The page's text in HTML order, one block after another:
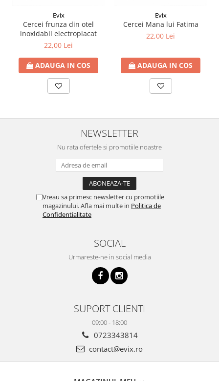
Evix
Cercei frunza din otel
inoxidabil electroplacat
22,00 Lei
ADAUGA IN COS
Evix
Cercei Mana lui Fatima
22,00 Lei
ADAUGA IN COS
NEWSLETTER
Nu rata ofertele si promotiile noastre
Vreau sa primesc newsletter cu promotiile
magazinului. Afla mai multe in Politica de
Confidentialitate
SOCIAL
Urmareste-ne in social media
SUPORT CLIENTI
09:00 - 18:00
0723343814
contact@evix.ro